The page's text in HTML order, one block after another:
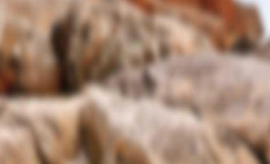
du
Canada